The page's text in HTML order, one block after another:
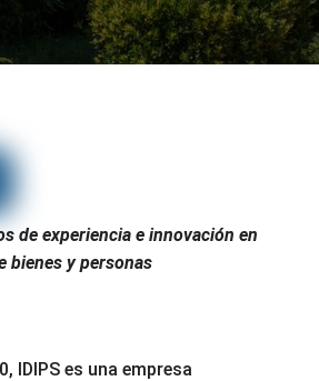
de experiencia e innovación en
bienes y personas
IDIPS es una empresa